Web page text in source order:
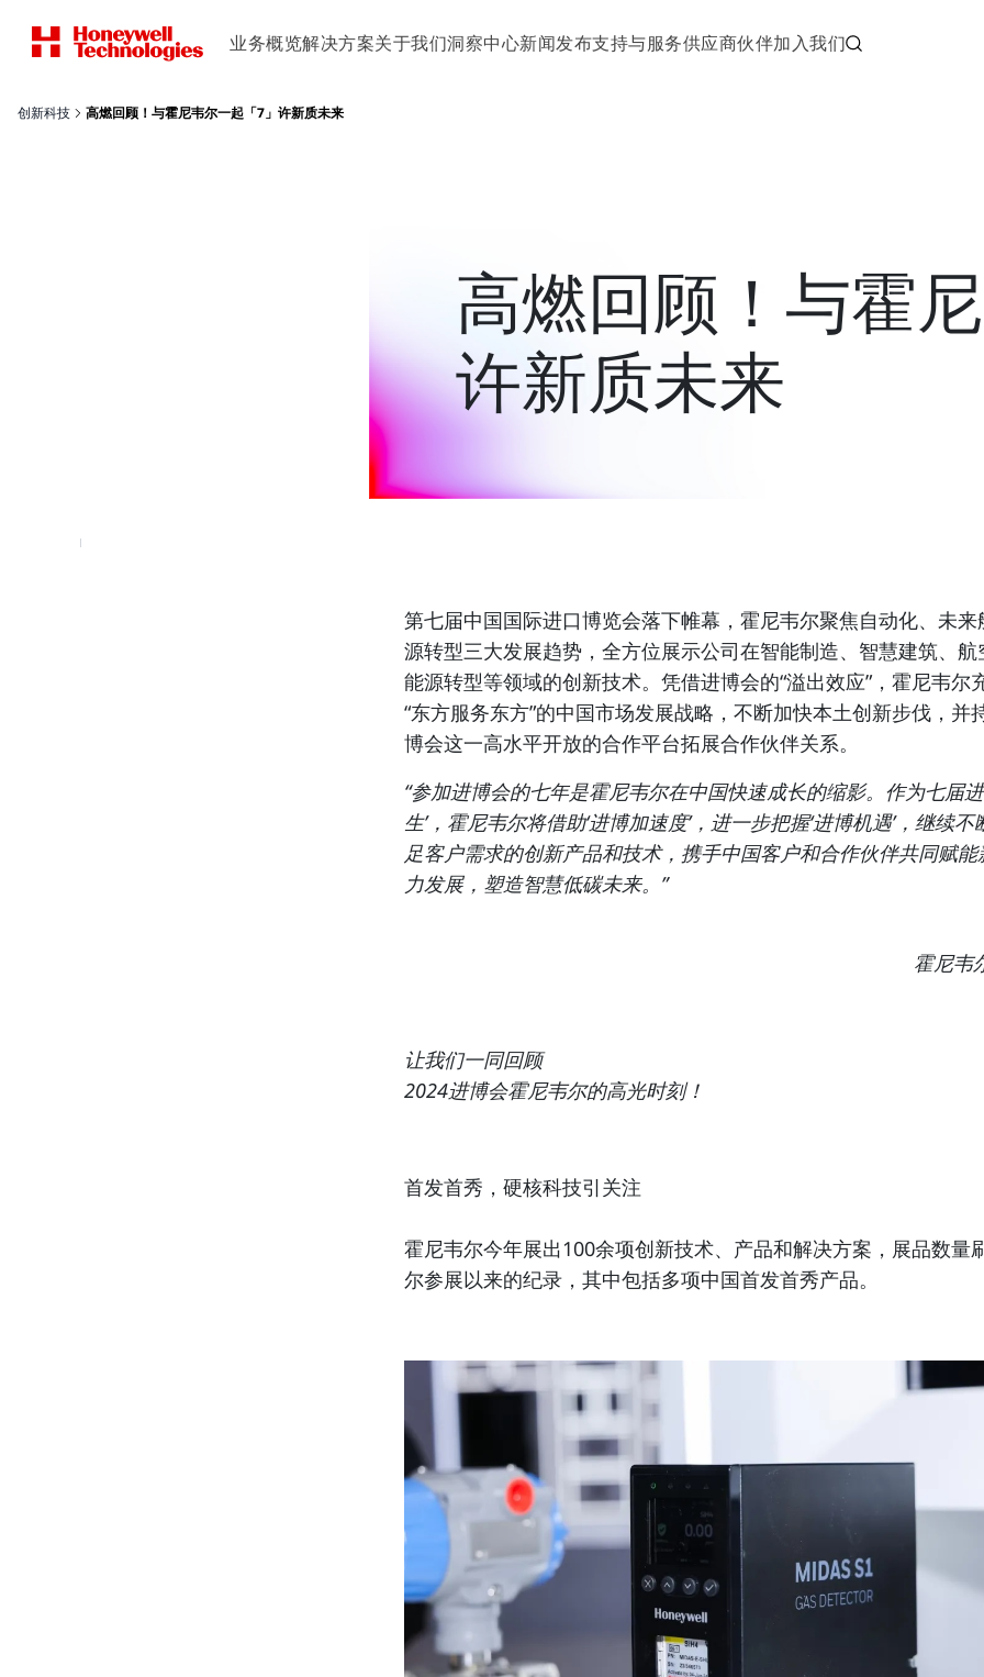
业务概览解决方案关于我们洞察中心新闻发布支持与服务供应商伙伴加入我们
创新科技 高燃回顾！与霍尼韦尔一起「7」许新质未来
高燃回顾！与霍
许新质未来
第七届中国国际进口博览会落下帷幕，霍尼韦尔聚焦自动化、未
源转型三大发展趋势，全方位展示公司在智能制造、智慧建筑、航
能源转型等领域的创新技术。凭借进博会的“溢出效应”，霍尼韦尔
“东方服务东方”的中国市场发展战略，不断加快本土创新步伐，并
博会这一高水平开放的合作平台拓展合作伙伴关系。
“参加进博会的七年是霍尼韦尔在中国快速成长的缩影。作为七届
生’，霍尼韦尔将借助‘进博加速度’，进一步把握‘进博机遇’，继续
足客户需求的创新产品和技术，携手中国客户和合作伙伴共同赋能
力发展，塑造智慧低碳未来。”
霍尼韦
让我们一同回顾
2024进博会霍尼韦尔的高光时刻！
首发首秀，硬核科技引关注
霍尼韦尔今年展出100余项创新技术、产品和解决方案，展品数量
尔参展以来的纪录，其中包括多项中国首发首秀产品。